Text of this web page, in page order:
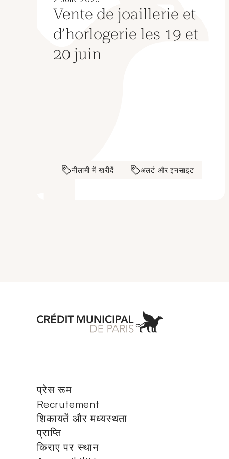
Vente de joaillerie et
d’horlogerie les 19 et
20 juin
नीलामी में खरीदें अलर्ट और इनसाइट
Aller à l'accueil
प्रेस रूम
Recrutement
शिकायतें और मध्यस्थता
प्राप्ति
किराए पर स्थान